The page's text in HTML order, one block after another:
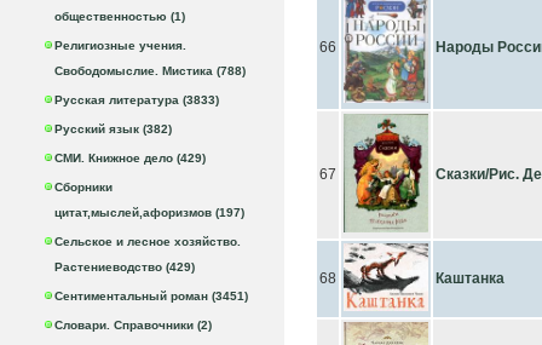
общественностью (1)
Религиозные учения.
Свободомыслие. Мистика (788)
Русская литература (3833)
Русский язык (382)
СМИ. Книжное дело (429)
Сборники
цитат,мыслей,афоризмов (197)
Сельское и лесное хозяйство.
Растениеводство (429)
Сентиментальный роман (3451)
Словари. Справочники (2)
66 Народы
67 Сказки/Рис.
68 Каштанка